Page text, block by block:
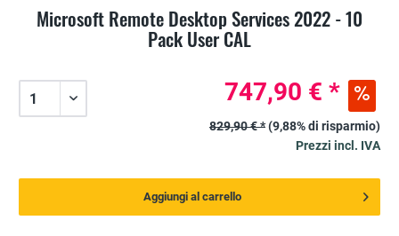
Microsoft Remote Desktop Services 2022 - 10
Pack User CAL
747,90 € *
829,90 € *(9,88% di risparmio)
Prezzi incl. IVA
Aggiungi al carrello